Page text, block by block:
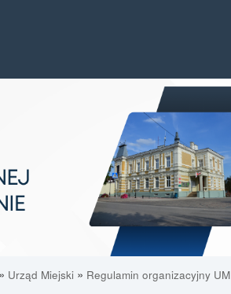
» Urząd Miejski» Regulamin organizacyjny UM